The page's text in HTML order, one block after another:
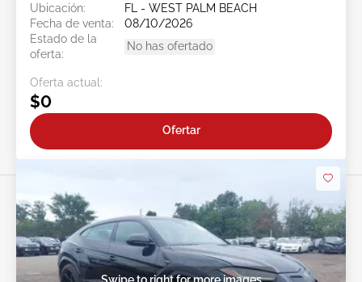
Ubicación:
FL - WEST PALM BEACH
Fecha de venta:
08/10/2026
Estado de la
oferta:
No has ofertado
Oferta actual:
$0
Ofertar
Swipe to right for more images